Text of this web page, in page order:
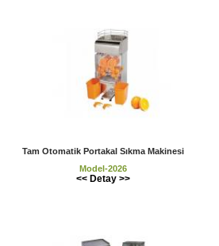
Tam Otomatik Portakal Sıkma Makinesi
Model-2026
<< Detay >>